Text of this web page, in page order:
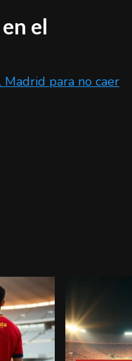
el
Madrid para no caer